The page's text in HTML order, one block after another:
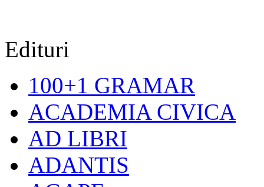
Edituri
100+1 GRAMAR
ACADEMIA CIVICA
AD LIBRI
ADANTIS